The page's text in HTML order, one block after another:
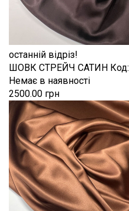
останній відріз!
ШОВК СТРЕЙЧ САТИН Код:
Немає в наявності
2500.00 грн